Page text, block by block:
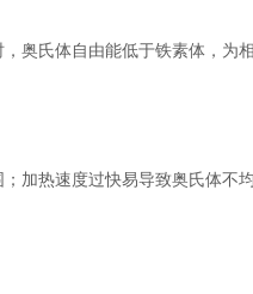
奥氏体自由能低于铁素体，
加热速度过快易导致奥氏体